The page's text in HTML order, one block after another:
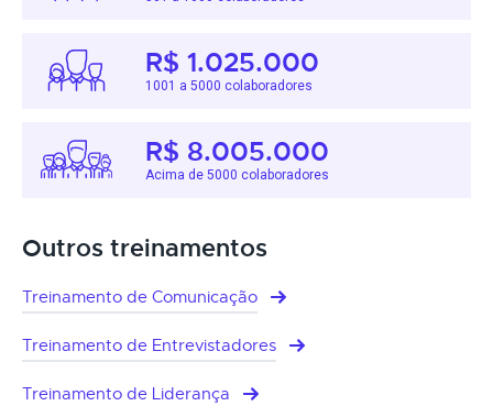
R$ 1.025.000
1001 a 5000 colaboradores
R$ 8.005.000
Acima de 5000 colaboradores
Outros treinamentos
Treinamento de Comunicação
Treinamento de Entrevistadores
Treinamento de Liderança